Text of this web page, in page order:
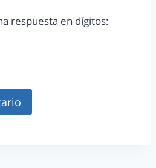
respuesta en dígitos: